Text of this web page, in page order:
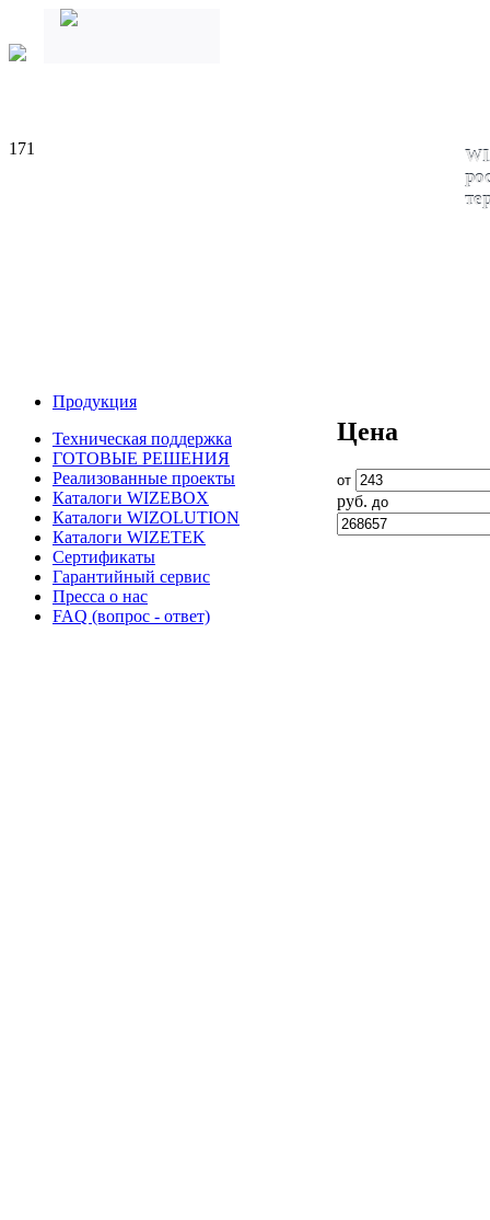
171
Продукция
Техническая поддержка
ГОТОВЫЕ РЕШЕНИЯ
Реализованные проекты
Каталоги WIZEBOX
Каталоги WIZOLUTION
Каталоги WIZETEK
Сертификаты
Гарантийный сервис
Пресса о нас
FAQ (вопрос - ответ)
Цена
от
руб. до